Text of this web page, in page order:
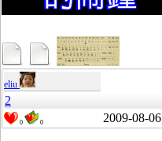
eliu
2
0 0 2009-08-06